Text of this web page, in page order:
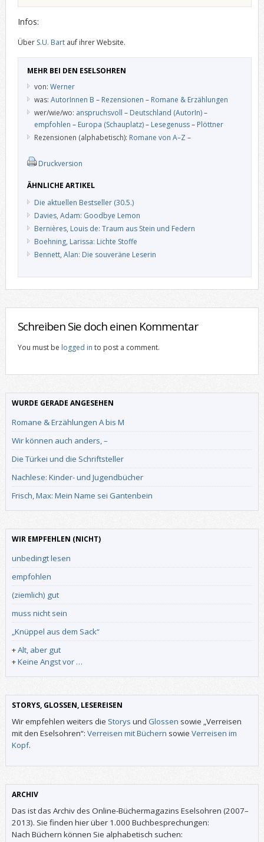
Infos:
Über S.U. Bartauf ihrer Website.
MEHR BEI DEN ESELSOHREN
von: Werner
was: AutorInnen B – Rezensionen – Romane & Erzählungen
wer/wie/wo: anspruchsvoll – Deutschland (AutorIn)–
empfohlen – Europa (Schauplatz)– Lesegenuss– Plöttner
Rezensionen (alphabetisch): Romane von A–Z –
Druckversion
ÄHNLICHE ARTIKEL
Die aktuellen Bestseller (30.5.)
Davies, Adam: Goodbye Lemon
Bernières, Louis de: Traum aus Stein und Federn
Boehning, Larissa: Lichte Stoffe
Bennett, Alan: Die souveräne Leserin
Schreiben Sie doch einen Kommentar
You must be logged in to post a comment.
WURDE GERADE ANGESEHEN
Romane & Erzählungen A bis M
Wir können auch anders, –
Die Türkei und die Schriftsteller
Nachlese: Kinder- und Jugendbücher
Frisch, Max: Mein Name sei Gantenbein
WIR EMPFEHLEN (NICHT)
unbedingt lesen
empfohlen
(ziemlich) gut
muss nicht sein
„Knüppel aus dem Sack“
+Alt, aber gut
+Keine Angst vor …
STORYS, GLOSSEN, LESEREISEN
Wir empfehlen weiters die Storys und Glossen sowie „Verreisen
mit den Eselsohren“: Verreisen mit Büchern sowie Verreisen im
Kopf.
ARCHIV
Das ist das Archiv des Online-Büchermagazins Eselsohren (2007–
2013). Sie finden hier über 1.000 Buchbesprechungen:
Nach Büchern können Sie alphabetisch suchen: